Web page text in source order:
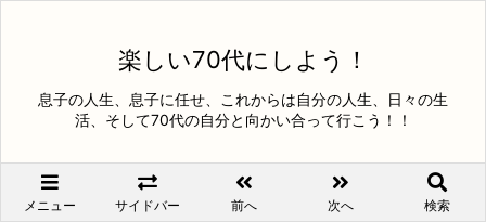
楽しい70代にしよう！
息子の人生、息子に任せ、これからは自分の人生、日々の生
活、そして70代の自分と向かい合って行こう！！
メニュー サイドバー 前へ 次へ 検索